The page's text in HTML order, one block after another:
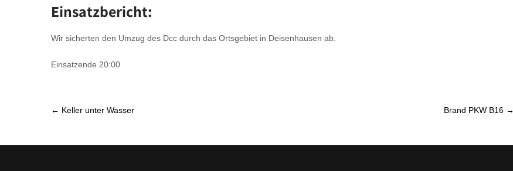
Einsatzbericht:
Wir sicherten den Umzug des Dcc durch das Ortsgebiet in Deisenhausen ab.
Einsatzende 20:00
P
← Keller unter Wasser Brand PKW B16 →